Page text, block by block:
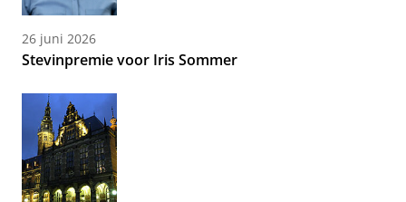
26 juni 2026
Stevinpremie voor Iris Sommer